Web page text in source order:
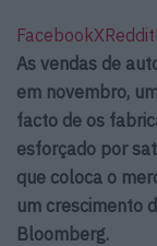
FacebookXReddit
As vendas de
em novembro,
facto de os
esforçado por
que coloca o
um crescimento
Bloomberg.